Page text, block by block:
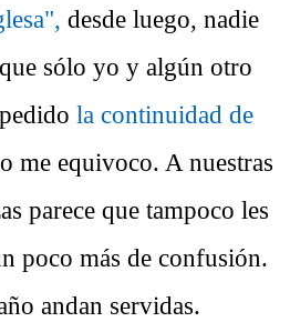
desde luego, nadie
sólo yo y algún otro
la continuidad de
me equivoco. A nuestras
parece que tampoco les
poco más de confusión.
andan servidas.